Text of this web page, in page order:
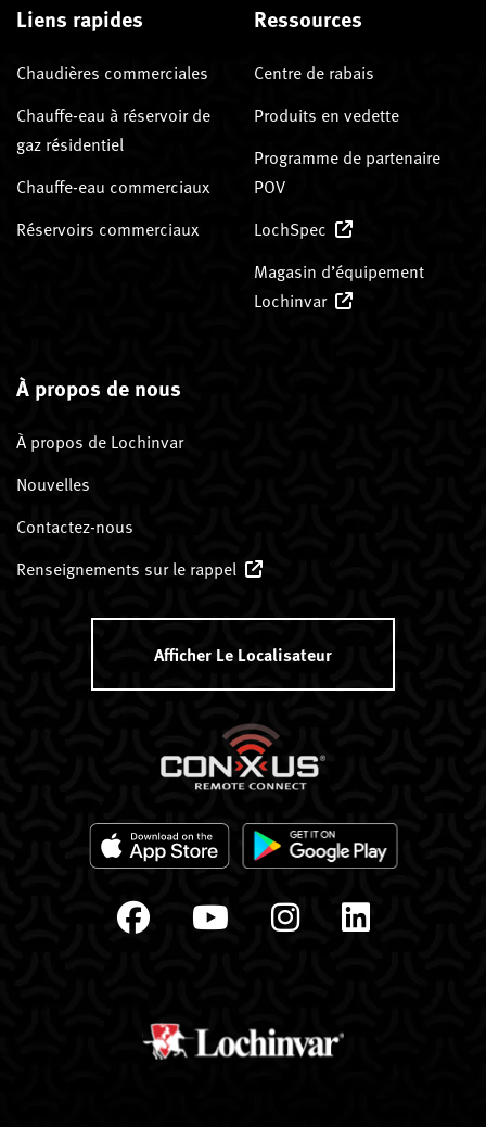
Liens rapides
Chaudières commerciales
Chauffe-eau à réservoir de
gaz résidentiel
Chauffe-eau commerciaux
Réservoirs commerciaux
Ressources
Centre de rabais
Produits en vedette
Programme de partenaire
POV
LochSpec
Magasin d’équipement
Lochinvar
À propos de nous
À propos de Lochinvar
Nouvelles
Contactez-nous
Renseignements sur le rappel
Afficher Le Localisateur